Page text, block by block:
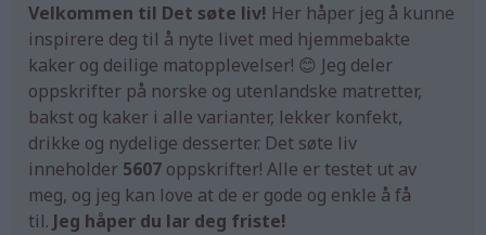
Velkommen til Det søte liv! Her håper jeg å kunne
inspirere deg til å nyte livet med hjemmebakte
kaker og deilige matopplevelser! 😊 Jeg deler
oppskrifter på norske og utenlandske matretter,
bakst og kaker i alle varianter, lekker konfekt,
drikke og nydelige desserter. Det søte liv
inneholder 5607 oppskrifter! Alle er testet ut av
meg, og jeg kan love at de er gode og enkle å få
til. Jeg håper du lar deg friste!